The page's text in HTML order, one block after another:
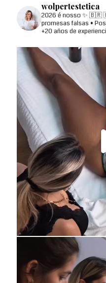
wolpertestetica
2026 é nosso ✨ 🇧🇷
promesas falsas •
+20 años de